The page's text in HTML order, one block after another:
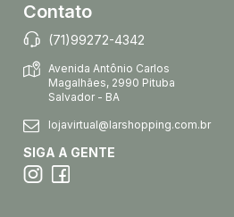
Contato
(71)99272-4342
Avenida Antônio Carlos
Magalhães, 2990 Pituba
Salvador - BA
lojavirtual@larshopping.com.br
SIGA A GENTE